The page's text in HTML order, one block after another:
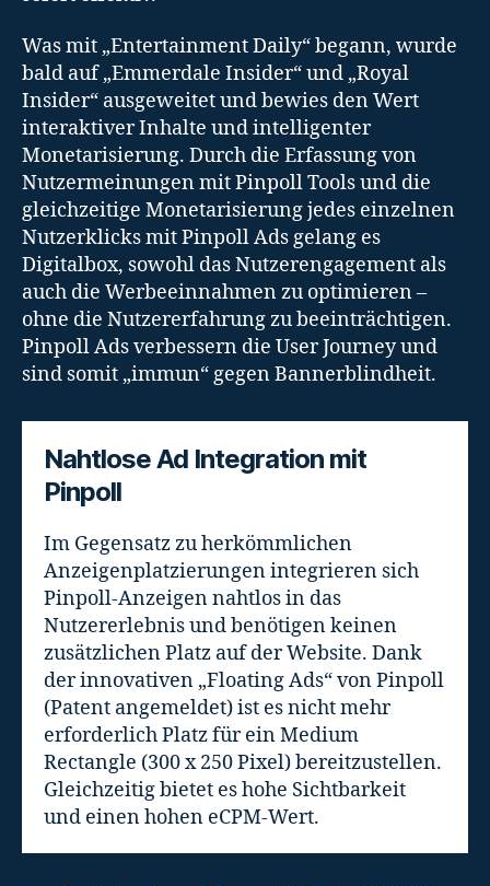
Was mit „Entertainment Daily“ begann, wurde
bald auf „Emmerdale Insider“ und „Royal
Insider“ ausgeweitet und bewies den Wert
interaktiver Inhalte und intelligenter
Monetarisierung. Durch die Erfassung von
Nutzermeinungen mit Pinpoll Tools und die
gleichzeitige Monetarisierung jedes einzelnen
Nutzerklicks mit Pinpoll Ads gelang es
Digitalbox, sowohl das Nutzerengagement als
auch die Werbeeinnahmen zu optimieren –
ohne die Nutzererfahrung zu beeinträchtigen.
Pinpoll Ads verbessern die User Journey und
sind somit „immun“ gegen Bannerblindheit.
Nahtlose Ad Integration mit
Pinpoll
Im Gegensatz zu herkömmlichen
Anzeigenplatzierungen integrieren sich
Pinpoll-Anzeigen nahtlos in das
Nutzererlebnis und benötigen keinen
zusätzlichen Platz auf der Website. Dank
der innovativen „Floating Ads“ von Pinpoll
(Patent angemeldet) ist es nicht mehr
erforderlich Platz für ein Medium
Rectangle (300 x 250 Pixel) bereitzustellen.
Gleichzeitig bietet es hohe Sichtbarkeit
und einen hohen eCPM-Wert.